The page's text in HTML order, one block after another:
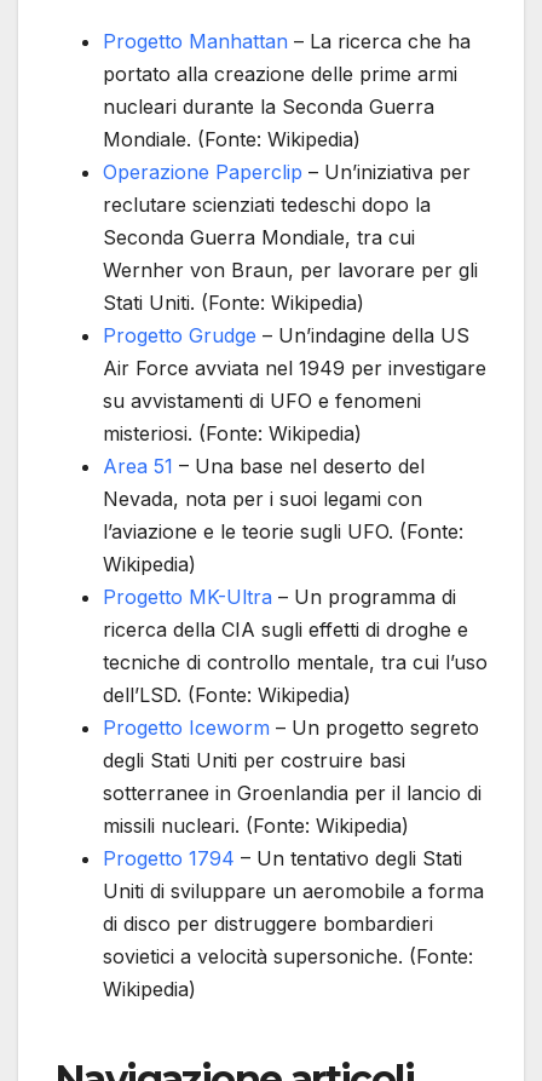
Progetto Manhattan – La ricerca che ha
portato alla creazione delle prime armi
nucleari durante la Seconda Guerra
Mondiale. (Fonte: Wikipedia)
Operazione Paperclip – Un’iniziativa per
reclutare scienziati tedeschi dopo la
Seconda Guerra Mondiale, tra cui
Wernher von Braun, per lavorare per gli
Stati Uniti. (Fonte: Wikipedia)
Progetto Grudge – Un’indagine della US
Air Force avviata nel 1949 per investigare
su avvistamenti di UFO e fenomeni
misteriosi. (Fonte: Wikipedia)
Area 51 – Una base nel deserto del
Nevada, nota per i suoi legami con
l’aviazione e le teorie sugli UFO. (Fonte:
Wikipedia)
Progetto MK-Ultra – Un programma di
ricerca della CIA sugli effetti di droghe e
tecniche di controllo mentale, tra cui l’uso
dell’LSD. (Fonte: Wikipedia)
Progetto Iceworm – Un progetto segreto
degli Stati Uniti per costruire basi
sotterranee in Groenlandia per il lancio di
missili nucleari. (Fonte: Wikipedia)
Progetto 1794 – Un tentativo degli Stati
Uniti di sviluppare un aeromobile a forma
di disco per distruggere bombardieri
sovietici a velocità supersoniche. (Fonte:
Wikipedia)